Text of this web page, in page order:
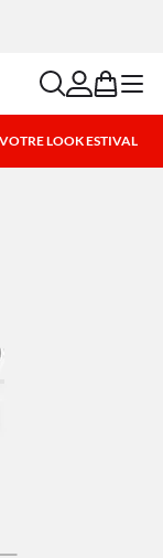
searchaccount
bag menu
LOOK ESTIVAL